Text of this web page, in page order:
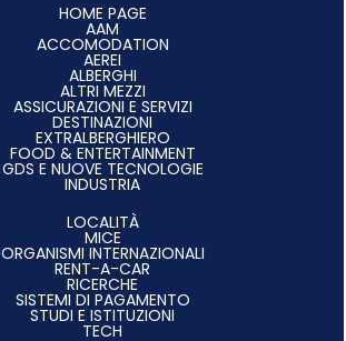
HOME PAGE
AAM
ACCOMODATION
AEREI
ALBERGHI
ALTRI MEZZI
ASSICURAZIONI E SERVIZI
DESTINAZIONI
EXTRALBERGHIERO
FOOD & ENTERTAINMENT
GDS E NUOVE TECNOLOGIE
INDUSTRIA
LOCALITÀ
MICE
ORGANISMI INTERNAZIONALI
RENT-A-CAR
RICERCHE
SISTEMI DI PAGAMENTO
STUDI E ISTITUZIONI
TECH